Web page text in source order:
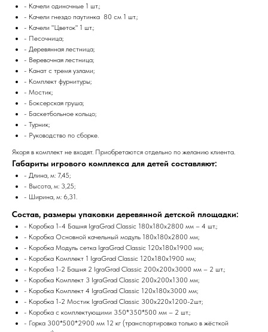
- Качели одиночные 1 шт.;
- Качели гнездо паутинка 80 см 1 шт.;
- Качели "Цветок" 1 шт.;
- Песочница;
- Деревянная лестница;
- Веревочная лестница;
- Канат с тремя узлами;
- Комплект фурнитуры;
- Мостик;
- Боксерская груша;
- Баскетбольное кольцо;
- Турник;
- Руководство по сборке.
Якоря в комплект не входят. Приобретаются отдельно по желанию клиента.
Габариты игрового комплекса для детей составляют:
- Длина, м: 7,45;
- Высота, м: 3,25;
- Ширина, м: 6,31.
Состав, размеры упаковки деревянной детской площадки:
- Коробка 1-4 Башня IgraGrad Classic 180х180х2800 мм – 4 шт.;
- Коробка Основной качельный модуль 180х180х2800 мм;
- Коробка Модуль сетка IgraGrad Classic 120х180х1900 мм;
- Коробка Комплект 1 IgraGrad Classic 120х180х1900 мм;
- Коробка 1-2 Башня 2 IgraGrad Classic 200х200х3000 мм – 2 шт.;
- Коробка Комплект 3 IgraGrad Classic 200х200х1300 мм;
- Коробка Комплект 4 IgraGrad Classic 120х180х3000 мм;
- Коробка 1-2 Мостик IgraGrad Classic 300х220х1200-2шт;
- Коробка с комплектующими 350*350*500 мм – 2 шт.;
- Горка 300*500*2900 мм 12 кг (транспортировка только в жёсткой